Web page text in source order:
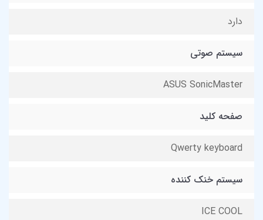
دارد
سیستم صوتی
ASUS SonicMaster
صفحه کلید
Qwerty keyboard
سیستم خنک کننده
ICE COOL